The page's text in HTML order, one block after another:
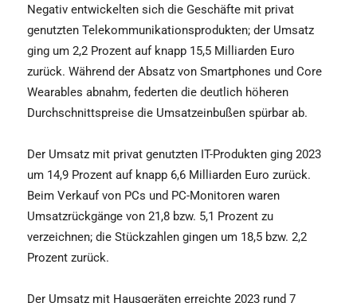
Negativ entwickelten sich die Geschäfte mit privat
genutzten Telekommunikationsprodukten; der Umsatz
ging um 2,2 Prozent auf knapp 15,5 Milliarden Euro
zurück. Während der Absatz von Smartphones und Core
Wearables abnahm, federten die deutlich höheren
Durchschnittspreise die Umsatzeinbußen spürbar ab.
Der Umsatz mit privat genutzten IT-Produkten ging 2023
um 14,9 Prozent auf knapp 6,6 Milliarden Euro zurück.
Beim Verkauf von PCs und PC-Monitoren waren
Umsatzrückgänge von 21,8 bzw. 5,1 Prozent zu
verzeichnen; die Stückzahlen gingen um 18,5 bzw. 2,2
Prozent zurück.
Der Umsatz mit Hausgeräten erreichte 2023 rund 7